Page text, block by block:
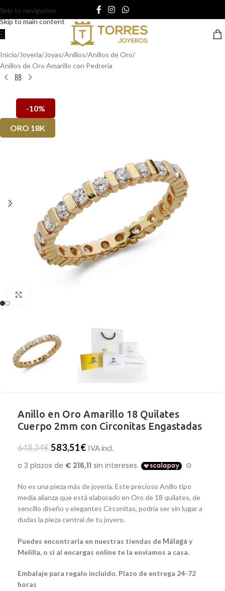
Skip to navigation
Skip to main content
Inicio/Joyería/Joyas/Anillos/Anillos de Oro/
Anillos de Oro Amarillo con Pedrería
-10%
ORO 18K
Anillo en Oro Amarillo 18 Quilates
Cuerpo 2mm con Circonitas Engastadas
648,34€ 583,51€ IVA incl.
No es una pieza más de joyería. Este precioso Anillo tipo
media alianza que está elaborado en Oro de 18 quilates, de
sencillo diseño y elegantes Circonitas, podría ser sin lugar a
dudas la pieza central de tu joyero.
Puedes encontrarla en nuestras tiendas de Málaga y
Melilla, o si al encargas online te la enviamos a casa.
Embalaje para regalo incluido. Plazo de entrega 24-72
horas